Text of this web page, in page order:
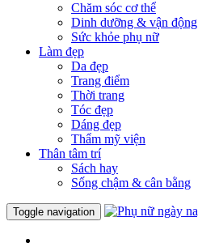
Chăm sóc cơ thể
Dinh dưỡng & vận động
Sức khỏe phụ nữ
Làm đẹp
Da đẹp
Trang điểm
Thời trang
Tóc đẹp
Dáng đẹp
Thẩm mỹ viện
Thân tâm trí
Sách hay
Sống chậm & cân bằng
Toggle navigation